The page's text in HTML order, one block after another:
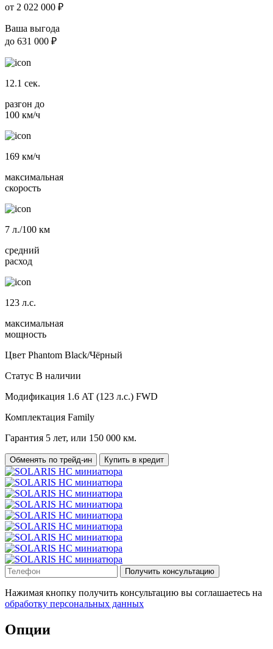
от 2 022 000 ₽
Ваша выгода
до 631 000 ₽
12.1 сек.
разгон до
100 км/ч
169 км/ч
максимальная
скорость
7 л./100 км
средний
расход
123 л.с.
максимальная
мощность
Цвет Phantom Black/Чёрный
Статус В наличии
Модификация 1.6 AT (123 л.с.) FWD
Комплектация Family
Гарантия 5 лет, или 150 000 км.
Обменять по трейд-ин Купить в кредит
Получить консультацию
Нажимая кнопку получить консультацию вы соглашаетесь на
обработку персональных данных
Опции